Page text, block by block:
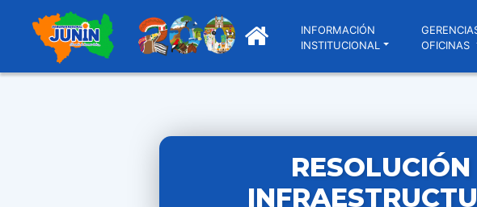
INFORMACIÓN
INSTITUCIONAL
OFICINAS